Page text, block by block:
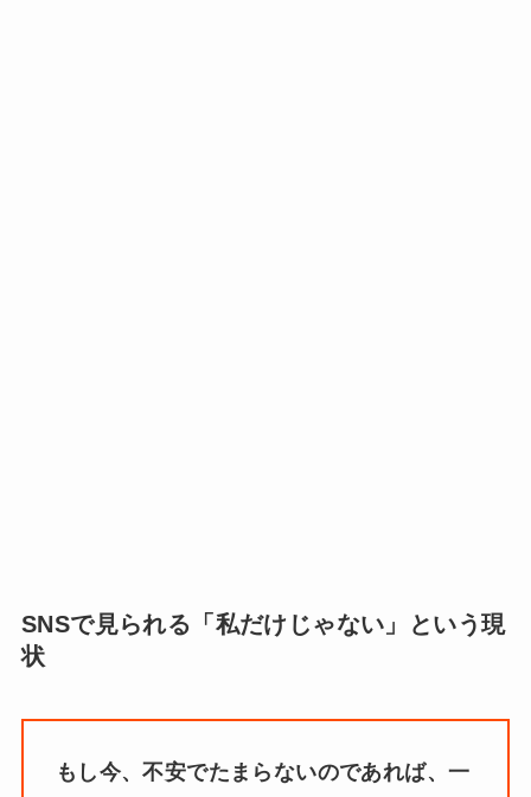
SNSで見られる「私だけじゃない」という現
状
もし今、不安でたまらないのであれば、一